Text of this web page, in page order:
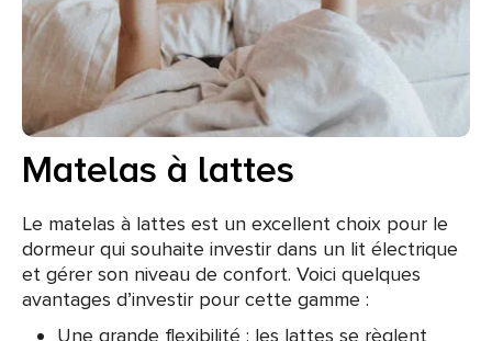
Matelas à lattes
Le matelas à lattes est un excellent choix pour le
dormeur qui souhaite investir dans un lit électrique
et gérer son niveau de confort. Voici quelques
avantages d’investir pour cette gamme :
Une grande flexibilité : les lattes se règlent